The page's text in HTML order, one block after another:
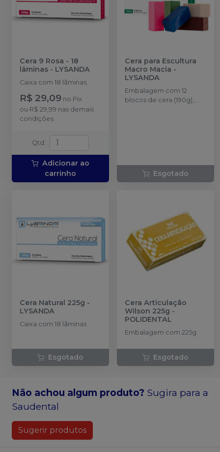
Cera 9 Rosa - 18
lâminas - LYSANDA
Caixa com 18 lâminas.
R$ 29,09 no Pix
ou R$ 29,99 nas demais
condições
Qtd :
Adicionar ao
carrinho
Cera para Escultura
Macro Macia -
LYSANDA
Embalagem com 12
blocos de cera (190g),
Esgotado
Cera Natural 225g -
LYSANDA
Caixa com 18 lâminas
Esgotado
Cera Articulação
Wilson 225g -
POLIDENTAL
Embalagem com 225g.
Esgotado
Não achou algum produto? Sugira para a
Saudental
Sugerir produtos